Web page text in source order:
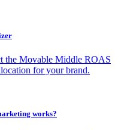
the Movable Middle ROAS
for your brand.
works?